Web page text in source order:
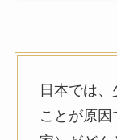
日本では
ことが原因